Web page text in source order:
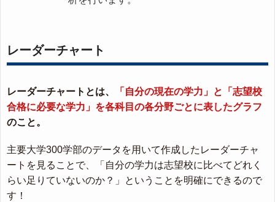
レーダーチャート
レーダーチャートとは、
「自分の現在の学力」と「志望校
合格に必要な学力」を各科目の各分野ごとに表したグラフ
のこと。
主要大学300学部のデータを用いて作成したレーダーチャ
ートを見ることで、「自分の学力は志望校に比べてどれく
らい足りていないのか？」ということを明確にできるので
す！